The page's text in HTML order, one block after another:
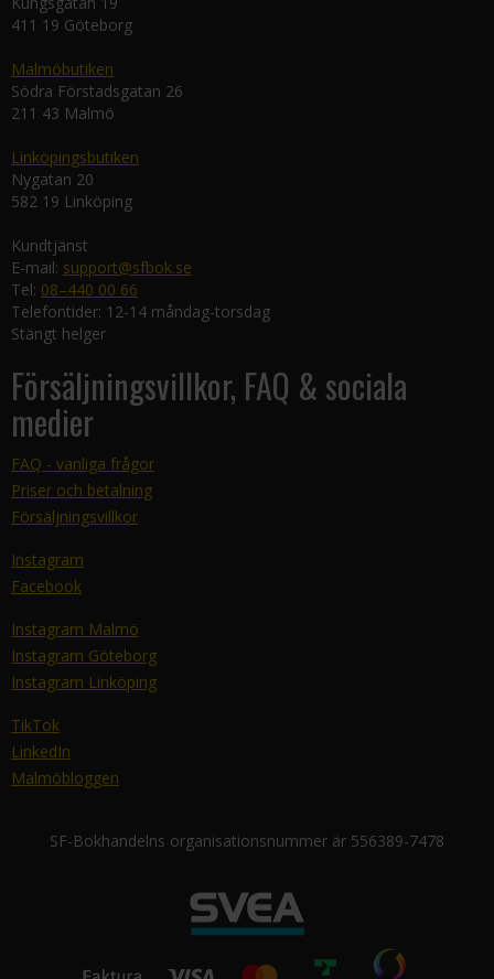
411 19 Göteborg
Malmöbutiken
Södra Förstadsgatan 26
211 43 Malmö
Linköpingsbutiken
Nygatan 20
582 19 Linköping
Kundtjänst
E-mail: support@sfbok.se
Tel: 08–440 00 66
Telefontider: 12-14 måndag-torsdag
Stängt helger
Försäljningsvillkor, FAQ & sociala
medier
FAQ - vanliga frågor
Priser och betalning
Försäljningsvillkor
Instagram
Facebook
Instagram Malmö
Instagram Göteborg
Instagram Linköping
TikTok
LinkedIn
Malmöbloggen
SF-Bokhandelns organisationsnummer är 556389-7478